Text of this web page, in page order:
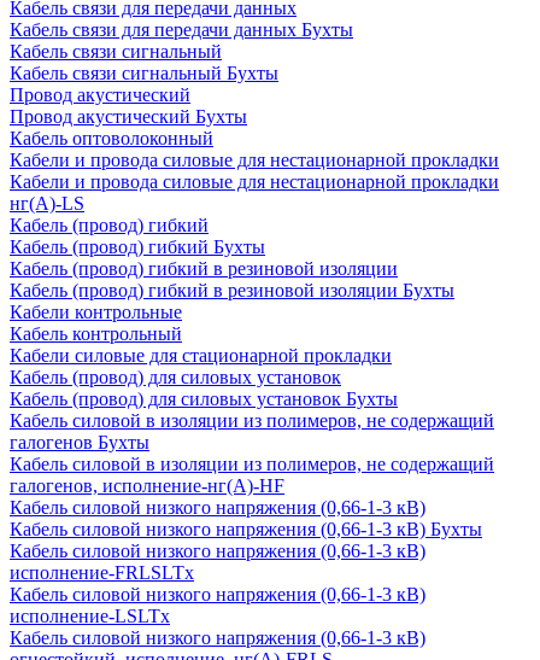
Кабель связи для передачи данных
Кабель связи для передачи данных Бухты
Кабель связи сигнальный
Кабель связи сигнальный Бухты
Провод акустический
Провод акустический Бухты
Кабель оптоволоконный
Кабели и провода силовые для нестационарной прокладки
Кабели и провода силовые для нестационарной прокладки
нг(А)-LS
Кабель (провод) гибкий
Кабель (провод) гибкий Бухты
Кабель (провод) гибкий в резиновой изоляции
Кабель (провод) гибкий в резиновой изоляции Бухты
Кабели контрольные
Кабель контрольный
Кабели силовые для стационарной прокладки
Кабель (провод) для силовых установок
Кабель (провод) для силовых установок Бухты
Кабель силовой в изоляции из полимеров, не содержащий
галогенов Бухты
Кабель силовой в изоляции из полимеров, не содержащий
галогенов, исполнение-нг(А)-HF
Кабель силовой низкого напряжения (0,66-1-3 кВ)
Кабель силовой низкого напряжения (0,66-1-3 кВ) Бухты
Кабель силовой низкого напряжения (0,66-1-3 кВ)
исполнение-FRLSLTx
Кабель силовой низкого напряжения (0,66-1-3 кВ)
исполнение-LSLTx
Кабель силовой низкого напряжения (0,66-1-3 кВ)